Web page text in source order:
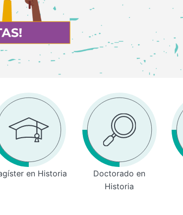
en Historia
Doctorado en
Historia